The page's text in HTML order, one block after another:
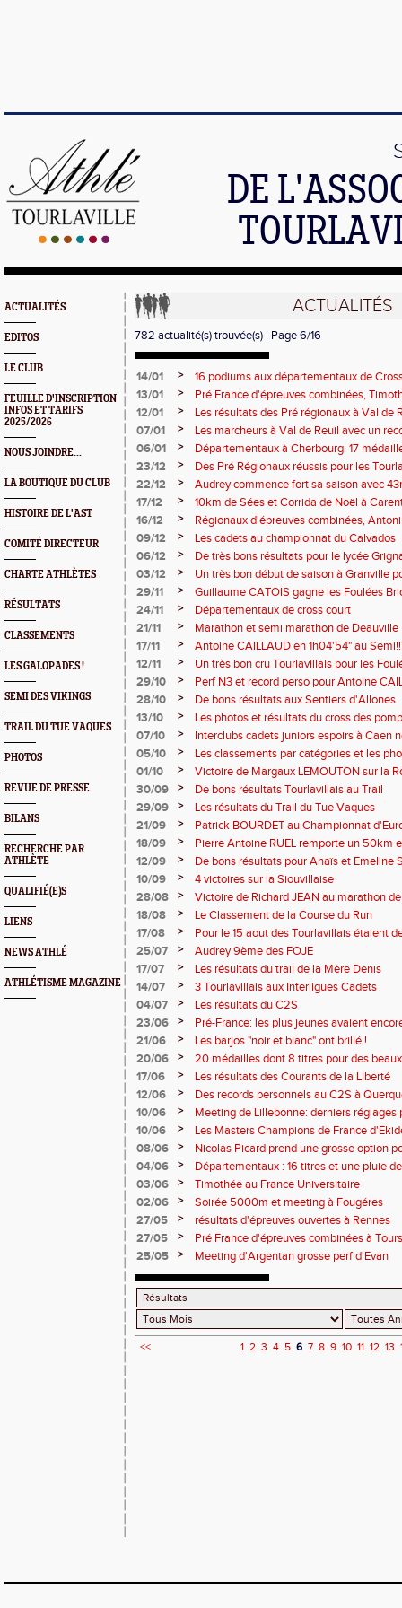
DE
ACTUALITÉS
EDITOS
LE CLUB
FEUILLE D'INSCRIPTION
INFOS ET TARIFS
2025/2026
NOUS JOINDRE...
LA BOUTIQUE DU CLUB
HISTOIRE DE L'AST
COMITÉ DIRECTEUR
CHARTE ATHLÈTES
RÉSULTATS
CLASSEMENTS
LES GALOPADES !
SEMI DES VIKINGS
TRAIL DU TUE VAQUES
PHOTOS
REVUE DE PRESSE
BILANS
RECHERCHE PAR
ATHLÈTE
QUALIFIÉ(E)S
LIENS
NEWS ATHLÉ
ATHLÉTISME MAGAZINE
ACTUALITÉS
782 actualité(s) trouvée(s) | Page 6/16
14/01 >
16 podiums aux départementaux de
13/01
>
Pré France d'épreuves combinées,
12/01
>
Les résultats des Pré régionaux à Val de
07/01
>
Les marcheurs à Val de Reuil avec un
06/01
>
Départementaux à Cherbourg: 17
23/12
>
Des Pré Régionaux réussis pour les
22/12
>
Audrey commence fort sa saison avec
17/12
>
10km de Sées et Corrida de Noël à
16/12
>
Régionaux d'épreuves combinées,
en argent, record de club en hauteur
09/12 >
Les cadets au championnat du Calvados
06/12
>
De très bons résultats pour le lycée
03/12
>
Un très bon début de saison à Granville
29/11
>
Guillaume CATOIS gagne les Foulées
24/11
>
Départementaux de cross court
21/11
>
Marathon et semi marathon de Deauville
17/11
>
Antoine CAILLAUD en 1h04'54" au
12/11
>
Un très bon cru Tourlavillais pour les
29/10
>
Perf N3 et record perso pour Antoine
28/10
>
De bons résultats aux Sentiers d'Allones
13/10
>
Les photos et résultats du cross des
07/10
>
Interclubs cadets juniors espoirs à Caen
se retrouver au France
05/10 >
Les classements par catégories et les
Vaques
01/10 >
Victoire de Margaux LEMOUTON sur la
30/09
>
De bons résultats Tourlavillais au Trail
29/09
>
Les résultats du Trail du Tue Vaques
21/09
>
Patrick BOURDET au Championnat
18/09
>
Pierre Antoine RUEL remporte un 50km
12/09
>
De bons résultats pour Anaïs et Emeline
LEMOUTON
10/09 >
4 victoires sur la Siouvillaise
28/08
>
Victoire de Richard JEAN au marathon
18/08
>
Le Classement de la Course du Run
17/08
>
Pour le 15 aout des Tourlavillais étaient
à Sainte Marie du Mont
25/07 >
Audrey 9ème des FOJE
17/07
>
Les résultats du trail de la Mère Denis
14/07
>
3 Tourlavillais aux Interligues Cadets
04/07
>
Les résultats du C2S
23/06
>
Pré-France: les plus jeunes avaient
21/06
>
Les barjos "noir et blanc" ont brillé !
20/06
>
20 médailles dont 8 titres pour des
17/06
>
Les résultats des Courants de la Liberté
12/06
>
Des records personnels au C2S à
10/06
>
Meeting de Lillebonne: derniers réglages
10/06
>
Les Masters Champions de France
08/06
>
Nicolas Picard prend une grosse option
Elite à la marche
04/06 >
Départementaux : 16 titres et une pluie
tourlavillais
03/06 >
Timothée au France Universitaire
02/06
>
Soirée 5000m et meeting à Fougéres
27/05
>
résultats d'épreuves ouvertes à Rennes
27/05
>
Pré France d'épreuves combinées à Tours
25/05
> Meeting d'Argentan grosse perf d'Evan
<< 1 2 3 4 5 6 7 8 9 10 11 12 13